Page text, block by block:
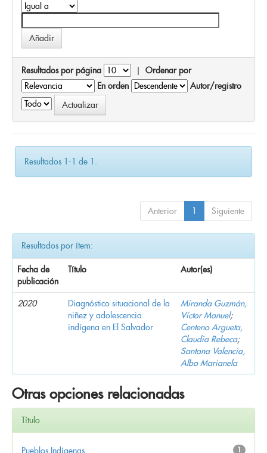
Resultados por página | Ordenar por
En orden
Autor/registro
Resultados 1-1 de 1.
Anterior 1 Siguiente
Resultados por ítem:
Fecha de
publicación
Título Autor(es)
2020
Diagnóstico situacional de la
niñez y adolescencia
indígena en El Salvador
Miranda Guzmán,
Víctor Manuel;
Centeno Argueta,
Claudia Rebeca;
Santana Valencia,
Alba Marianela
Otras opciones relacionadas
Título
1
Pueblos Indígenas